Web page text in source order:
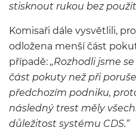
stisknout rukou bez
Komisaři dále vysvětlili,
odložena menší část
případě: „Rozhodli jsme
část pokuty než při
předchozím podniku,
následný trest měly
důležitost systému CDS.“